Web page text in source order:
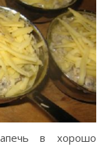
в хорошо